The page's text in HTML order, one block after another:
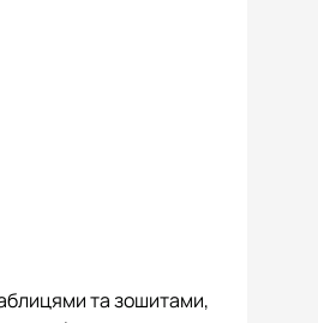
та зошитами,